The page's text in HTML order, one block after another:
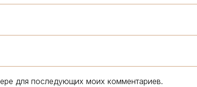
для последующих моих комментариев.